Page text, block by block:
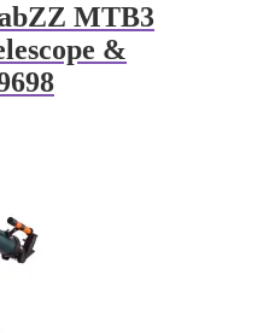
MTB3
&